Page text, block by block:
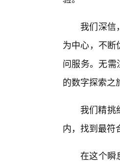
我们深信
为中心，不断
问服务。无
的数字探索之
我们精挑
内，找到最符
在这个瞬